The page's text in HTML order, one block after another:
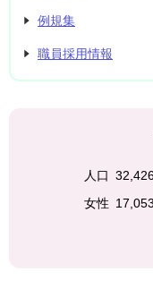
例規集
職員採用情報
人口
女性